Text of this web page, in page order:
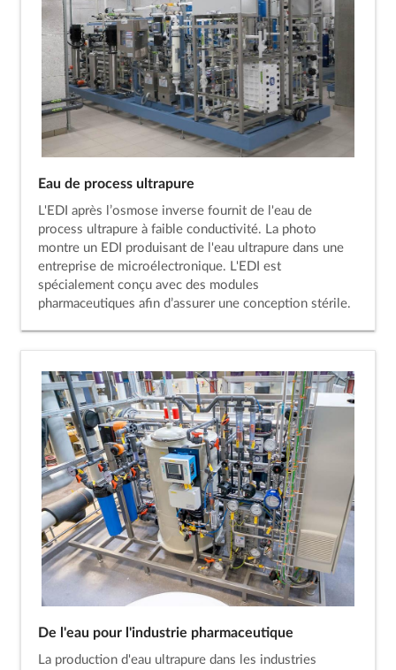
Eau de process ultrapure
L'EDI après l’osmose inverse fournit de l'eau de
process ultrapure à faible conductivité. La photo
montre un EDI produisant de l'eau ultrapure dans une
entreprise de microélectronique. L'EDI est
spécialement conçu avec des modules
pharmaceutiques afin d’assurer une conception stérile.
De l'eau pour l'industrie pharmaceutique
La production d'eau ultrapure dans les industries